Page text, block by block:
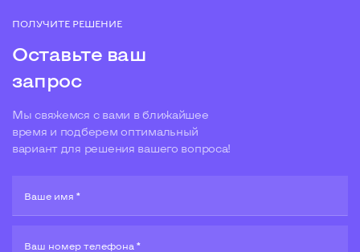
ПОЛУЧИТЕ РЕШЕНИЕ
Оставьте ваш
запрос
Мы свяжемся с вами в ближайшее
время и подберем оптимальный
вариант для решения вашего вопроса!
Ваше имя *
Ваш номер телефона *